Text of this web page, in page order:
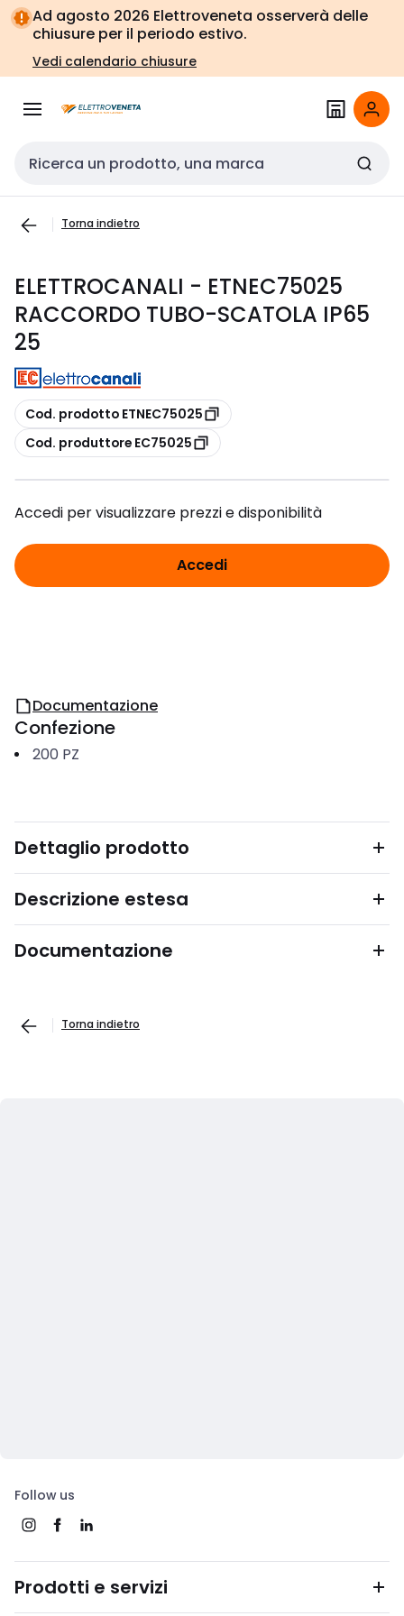
Vai alla
navigazione
Vai
alla
pagina
Ad agosto 2026 Elettroveneta osserverà delle
chiusure per il periodo estivo.
Vedi calendario chiusure
Cerca input
Torna indietro
ELETTROCANALI - ETNEC75025
RACCORDO TUBO-SCATOLA IP65
25
copia
Cod. prodotto ETNEC75025
copia
Cod. produttore EC75025
Accedi per visualizzare prezzi e disponibilità
Accedi
Documentazione
Confezione
200 PZ
Dettaglio prodotto
Descrizione estesa
Documentazione
Torna indietro
Follow us
Prodotti e servizi